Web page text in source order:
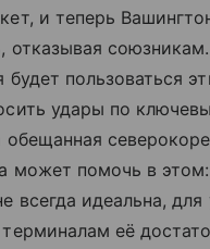
и теперь
отказывая
будет пользоваться
удары по
обещанная
может помочь в
всегда идеальна, для
её